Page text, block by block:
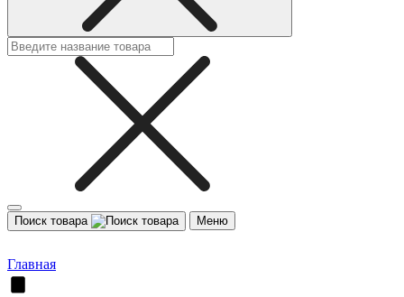
Поиск товара Меню
Главная